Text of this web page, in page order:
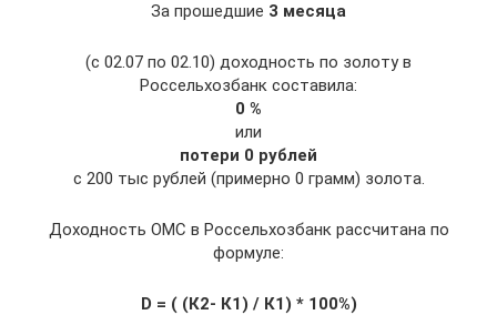
За прошедшие 3 месяца
(с 02.07 по 02.10) доходность по золоту в
Россельхозбанк составила:
0 %
или
потери 0 рублей
с 200 тыс рублей (примерно 0 грамм) золота.
Доходность ОМС в Россельхозбанк рассчитана по
формуле:
D = ( (К2- К1) / К1) * 100%)